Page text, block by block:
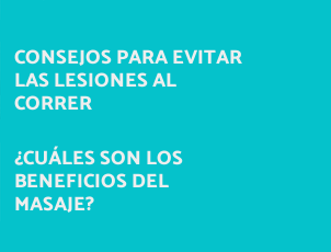
CONSEJOS PARA EVITAR
LAS LESIONES AL
CORRER
¿CUÁLES SON LOS
BENEFICIOS DEL
MASAJE?